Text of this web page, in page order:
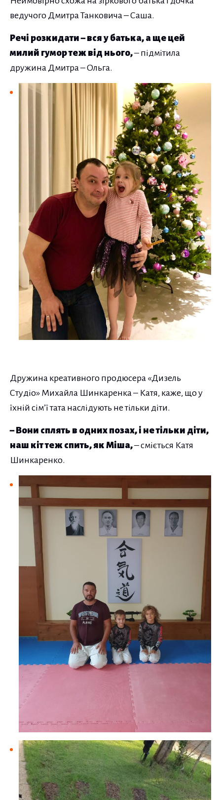
ведучого Дмитра Танковича – Саша.
Речі розкидати – вся у батька, а ще цей
милий гумор теж від нього,– підмітила
дружина Дмитра – Ольга.
Дружина креативного продюсера «Дизель
Студіо» Михайла Шинкаренка – Катя, каже, що у
їхній сім’ї тата наслідують не тільки діти.
– Вони сплять в одних позах, і не тільки діти,
наш кіт теж спить, як Міша,– сміється Катя
Шинкаренко.